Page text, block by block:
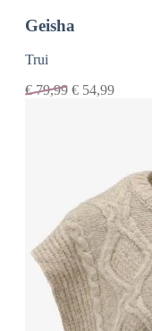
Geisha
Trui
€79,99 € 54,99